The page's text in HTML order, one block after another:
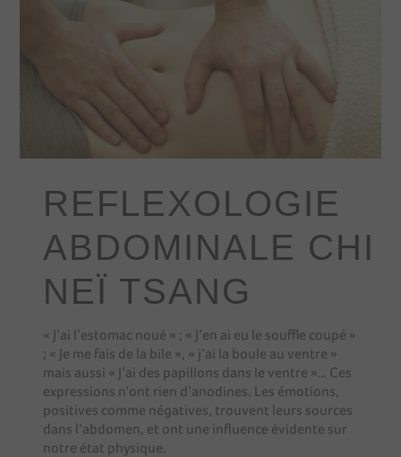
REFLEXOLOGIE
ABDOMINALE CHI
NEÏ TSANG
« J’ai l’estomac noué » ; « J’en ai eu le souffle coupé »
; « Je me fais de la bile », « j’ai la boule au ventre »
mais aussi « J’ai des papillons dans le ventre »… Ces
expressions n’ont rien d’anodines. Les émotions,
positives comme négatives, trouvent leurs sources
dans l’abdomen, et ont une influence évidente sur
notre état physique.